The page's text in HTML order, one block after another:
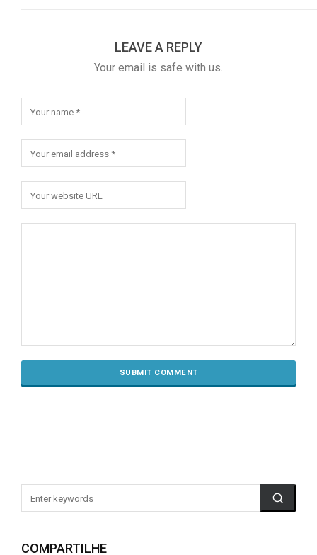
LEAVE A REPLY
Your email is safe with us.
COMPARTILHE